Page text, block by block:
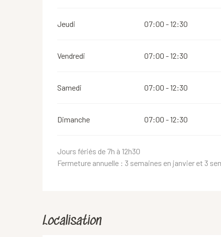
Jeudi 07:00 - 12:30
Vendredi 07:00 - 12:30
Samedi 07:00 - 12:30
Dimanche 07:00 - 12:30
Jours fériés de 7h à 12h30
Fermeture annuelle : 3 semaines en janvier et 3
Localisation